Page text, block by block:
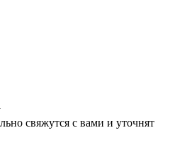
свяжутся с вами и уточнят